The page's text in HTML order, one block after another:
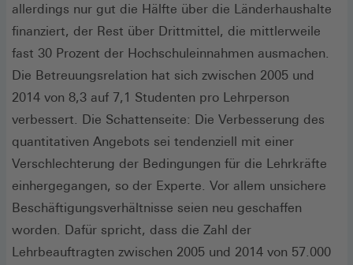
allerdings nur gut die Hälfte über die Länderhaushalte
finanziert, der Rest über Drittmittel, die mittlerweile
fast 30 Prozent der Hochschuleinnahmen ausmachen.
Die Betreuungsrelation hat sich zwischen 2005 und
2014 von 8,3 auf 7,1 Studenten pro Lehrperson
verbessert. Die Schattenseite: Die Verbesserung des
quantitativen Angebots sei tendenziell mit einer
Verschlechterung der Bedingungen für die Lehrkräfte
einhergegangen, so der Experte. Vor allem unsichere
Beschäftigungsverhältnisse seien neu geschaffen
worden. Dafür spricht, dass die Zahl der
Lehrbeauftragten zwischen 2005 und 2014 von 57.000